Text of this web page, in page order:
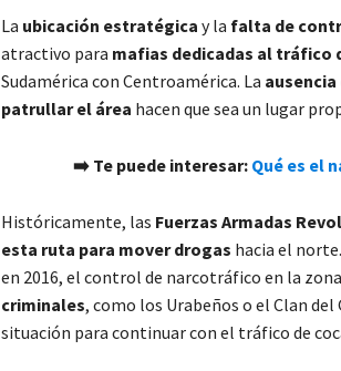
La ubicación estratégica y la falta de
atractivo para mafias dedicadas al tráfico
Sudamérica con Centroamérica. La
patrullar el área hacen que sea un lugar
➡️ Te puede interesar: Qué es el
Históricamente, las Fuerzas Armadas
esta ruta para mover drogas hacia el
en 2016, el control de narcotráfico en la
criminales, como los Urabeños o el Clan del
situación para continuar con el tráfico de